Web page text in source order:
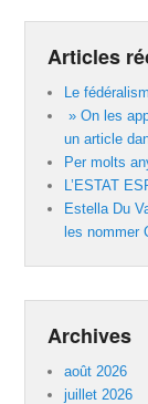
Articles
Le
» On les
un article
Per molts
L’ESTAT
Estella Du
les nommer
Archives
août 2026
juillet 2026